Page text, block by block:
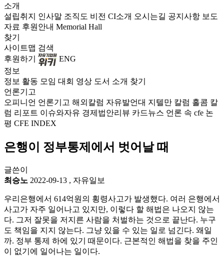
소개
설립취지 인사말 조직도 비전 CI소개 오시는길 공지사항 보도
자료 후원안내 Memorial Hall
찾기
사이트맵 검색
후원하기
ENG
정보
정보 활동 모임 대회 영상 도서 소개 찾기
언론기고
오피니언 언론기고 해외칼럼 자유발언대 지텔만 칼럼 홀콤 칼
럼 리포트 이슈와자유 경제법안리뷰 카드뉴스 언론 속 cfe 논
평 CFE INDEX
은행이 정부통제에서 벗어날 때
글쓴이
최승노 2022-09-13 , 자유일보
우리은행에서 614억원의 횡령사고가 발생했다. 여러 은행에서
사고가 자주 일어나고 있지만, 이렇다 할 해법은 나오지 않는
다. 그저 잘못을 저지른 사람을 처벌하는 것으로 끝난다. 누구
도 책임을 지지 않는다. 그냥 있을 수 있는 일로 넘긴다. 왜일
까. 정부 통제 하에 있기 때문이다. 근본적인 해법을 찾을 주인
이 없기에 일어나는 일이다.